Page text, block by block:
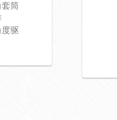
套筒
度驱